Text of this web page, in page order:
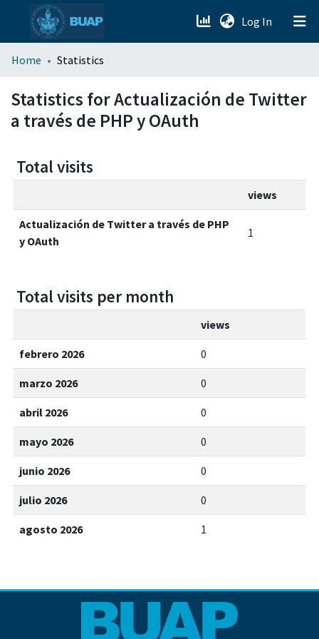
Log In (current)
menu.section.about_menu
All of DSpace
Home Statistics
Statistics for Actualización de Twitter
a través de PHP y OAuth
Total visits
views
Actualización de Twitter a través de PHP
y OAuth
1
Total visits per month
views
febrero 2026 0
marzo 2026 0
abril 2026 0
mayo 2026 0
junio 2026 0
julio 2026 0
agosto 2026 1